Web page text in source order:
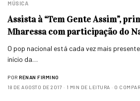
MÚSICA
Assista à “Tem Gente Assim”,
Mharessa com participação do
O pop nacional está cada vez mais
início da…
POR RENAN FIRMINO
18 DE AGOSTO DE 2017
1 MIN DE LEITURA 0